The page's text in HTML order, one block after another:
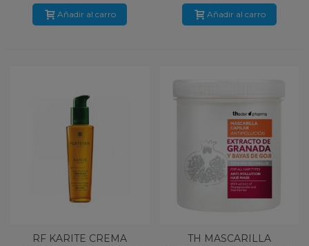
Añadir al carro Añadir al carro
RF KARITE CREMA
TH MASCARILLA